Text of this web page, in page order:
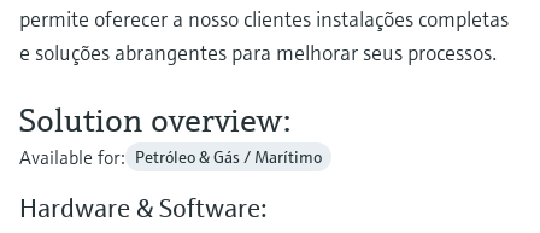
permite oferecer a nosso clientes instalações completas
e soluções abrangentes para melhorar seus processos.
Solution overview:
Available for: Petróleo & Gás / Marítimo
Hardware & Software: